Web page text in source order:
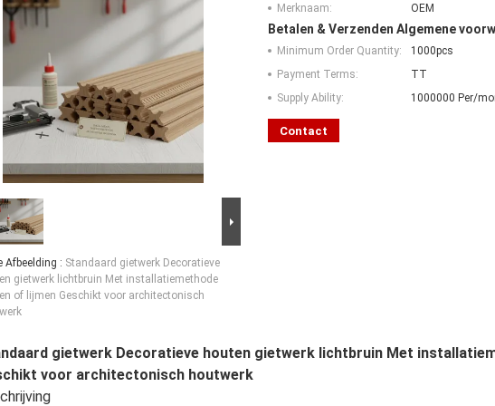
Afbeelding : Standaard gietwerk Decoratieve
gietwerk lichtbruin Met installatiemethode
of lijmen Geschikt voor architectonisch
Merknaam: OEM
Betalen & Verzenden Algemene
Minimum Order Quantity:
1000pcs
Payment Terms:
TT
Supply Ability:
1000000 Per/
Contact
gietwerk Decoratieve houten gietwerk lichtbruin Met
voor architectonisch houtwerk